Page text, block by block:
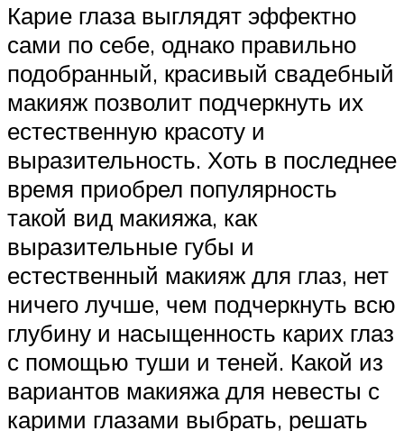
Карие глаза выглядят эффектно
сами по себе, однако правильно
подобранный, красивый свадебный
макияж позволит подчеркнуть их
естественную красоту и
выразительность. Хоть в последнее
время приобрел популярность
такой вид макияжа, как
выразительные губы и
естественный макияж для глаз, нет
ничего лучше, чем подчеркнуть всю
глубину и насыщенность карих глаз
с помощью туши и теней. Какой из
вариантов макияжа для невесты с
карими глазами выбрать, решать